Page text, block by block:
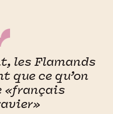
les Flamands
que ce qu’on
«français